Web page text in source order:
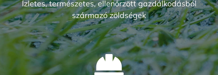
Ízletes, természetes, ellenőrzött gazdálkodásból
származó zöldségek